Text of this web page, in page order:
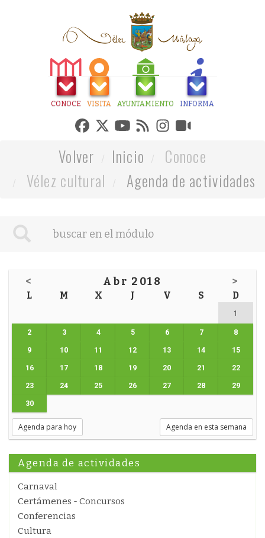
CONOCE VISITA AYUNTAMIENTO INFORMA
Volver Inicio
Conoce
Vélez cultural
Agenda de actividades
< Abr 2018 >
L M X J V S D
1
2 3 4 5 6 7 8
9 10 11 12 13 14 15
16 17 18 19 20 21 22
23 24 25 26 27 28 29
30
Agenda para hoy Agenda en esta semana
Agenda de actividades
Carnaval
Certámenes - Concursos
Conferencias
Cultura